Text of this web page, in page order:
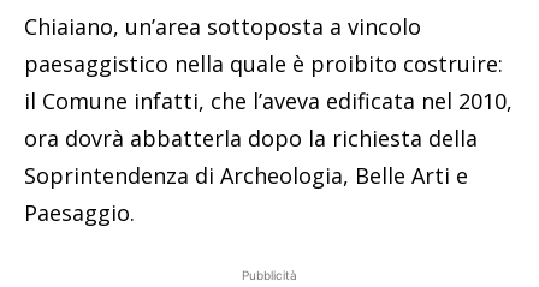
Chiaiano, un’area sottoposta a vincolo
paesaggistico nella quale è proibito costruire:
il Comune infatti, che l’aveva edificata nel 2010,
ora dovrà abbatterla dopo la richiesta della
Soprintendenza di Archeologia, Belle Arti e
Paesaggio.
Pubblicità